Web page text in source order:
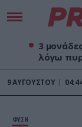
3
λόγω
9ΑΥΓΟΎΣΤΟΥ
ΦΥΣΗ